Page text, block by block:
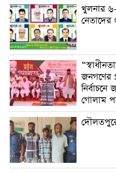
খুলনার
নেতাদের
জনগণের
গোলাম